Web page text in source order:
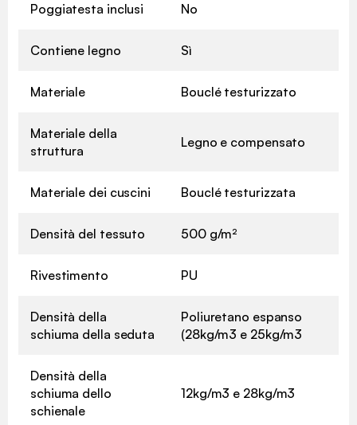
Poggiatesta inclusi No
Contiene legno Sì
Materiale Bouclé testurizzato
Materiale della
struttura
Legno e compensato
Materiale dei cuscini Bouclé testurizzata
Densità del tessuto 500 g/m²
Rivestimento PU
Densità della
schiuma della seduta
Poliuretano espanso
(28kg/m3 e 25kg/m3
Densità della
schiuma dello
schienale
12kg/m3 e 28kg/m3